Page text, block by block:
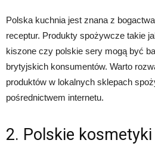
Polska kuchnia jest znana z
receptur. Produkty spożywcze takie
kiszone czy polskie sery mogą być
brytyjskich konsumentów. Warto
produktów w lokalnych sklepach
pośrednictwem internetu.
2. Polskie kosmetyki